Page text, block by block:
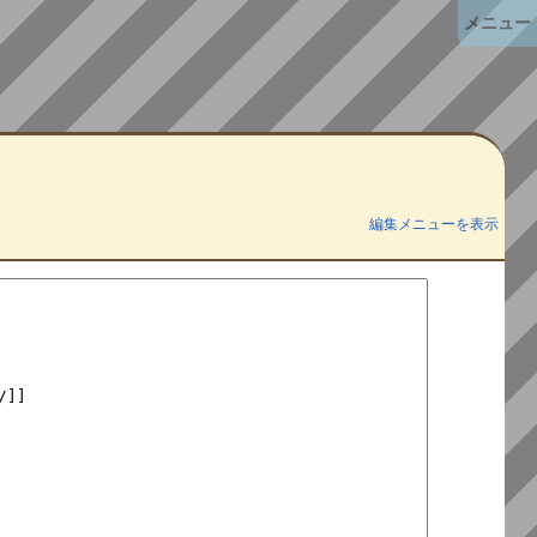
編集メニューを表示
メニュー